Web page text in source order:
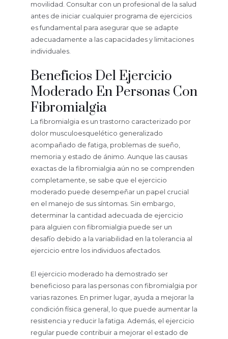
movilidad. Consultar con un profesional de la salud
antes de iniciar cualquier programa de ejercicios
es fundamental para asegurar que se adapte
adecuadamente a las capacidades y limitaciones
individuales.
Beneficios Del Ejercicio
Moderado En Personas Con
Fibromialgia
La fibromialgia es un trastorno caracterizado por
dolor musculoesquelético generalizado
acompañado de fatiga, problemas de sueño,
memoria y estado de ánimo. Aunque las causas
exactas de la fibromialgia aún no se comprenden
completamente, se sabe que el ejercicio
moderado puede desempeñar un papel crucial
en el manejo de sus síntomas. Sin embargo,
determinar la cantidad adecuada de ejercicio
para alguien con fibromialgia puede ser un
desafío debido a la variabilidad en la tolerancia al
ejercicio entre los individuos afectados.
El ejercicio moderado ha demostrado ser
beneficioso para las personas con fibromialgia por
varias razones. En primer lugar, ayuda a mejorar la
condición física general, lo que puede aumentar la
resistencia y reducir la fatiga. Además, el ejercicio
regular puede contribuir a mejorar el estado de